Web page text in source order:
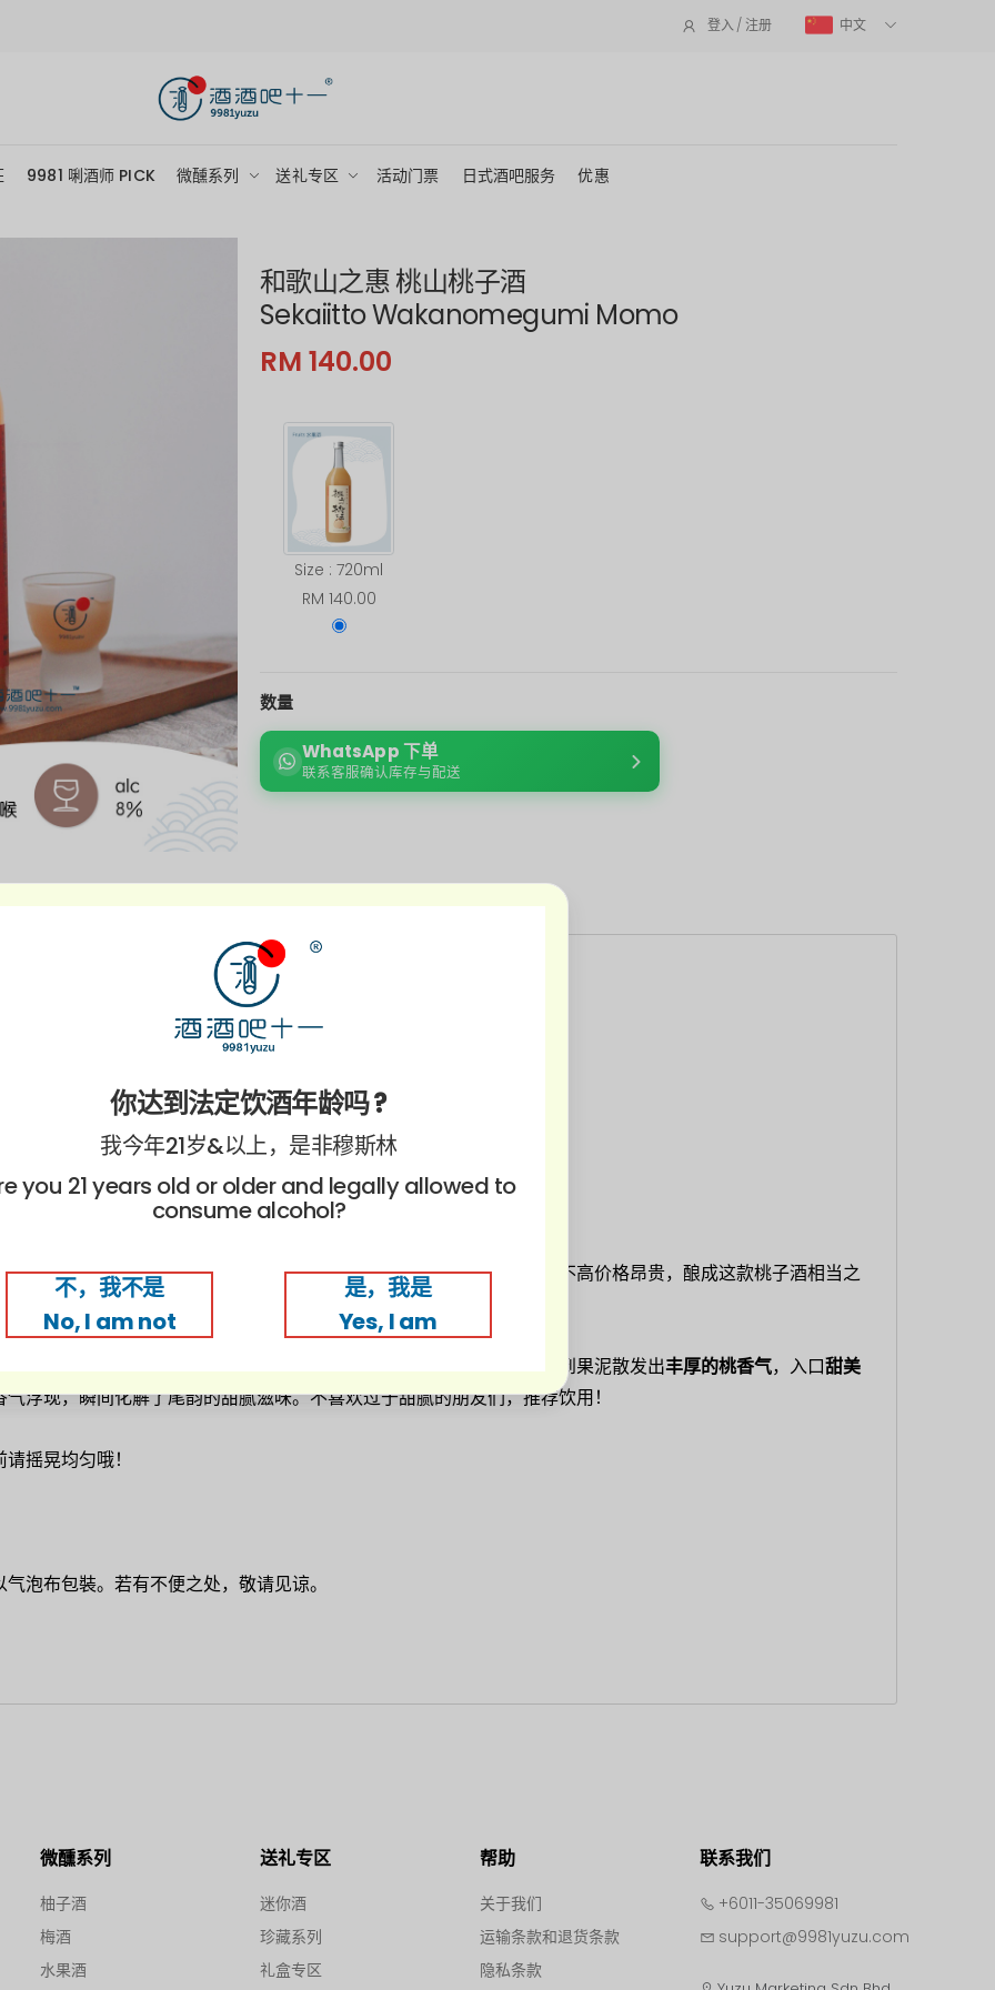
登入 / 注册 中文
9981 唎酒师 PICK 微醺系列 送礼专区 活动门票 日式酒吧服务 优惠
和歌山之惠 桃山桃子酒
Sekaiitto Wakanomegumi Momo
RM 140.00
Size : 720ml
RM 140.00
数量
WhatsApp 下单
联系客服确认库存与配送
商品介绍 附加信息
受当地的优质土壤和气候条件生长，果实特别鲜甜多汁，但也因产量不高价格昂贵，酿成这款桃子酒相当之
纤维，并配合清酒一起酿造，造就了浓稠而顺滑的酒体。开瓶后，可闻到果泥散发出丰厚的桃香气，入口甜美
浮现，瞬间化解了尾韵的甜腻滋味。不喜欢过于甜腻的朋友们，推荐饮用！
摇晃均匀哦！
泡布包裝。若有不便之处，敬请见谅。
微醺系列
柚子酒
梅酒
水果酒
送礼专区
迷你酒
珍藏系列
礼盒专区
帮助
关于我们
运输条款和退货条款
隐私条款
联系我们
+6011-35069981
support@9981yuzu.com
你达到法定饮酒年龄吗 ?
我今年21岁&以上，是非穆斯林
you 21 years old or older and legally allowed to
consume alcohol?
不，我不是
No, I am not
是，我是
Yes, I am